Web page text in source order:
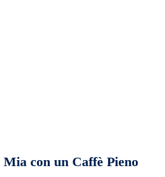
con un Caffè Pieno